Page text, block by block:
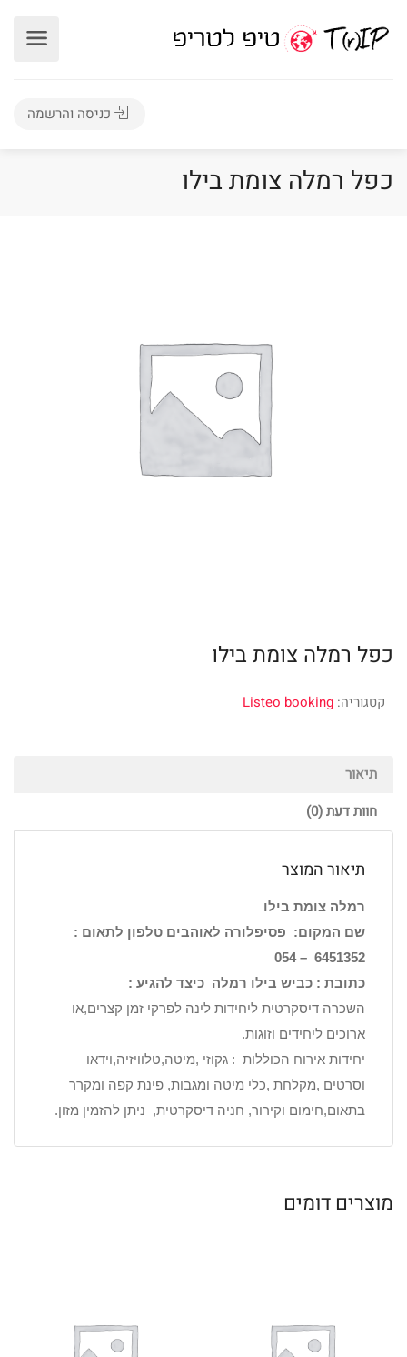
כניסה והרשמה
כפל רמלה צומת בילו
כפל רמלה צומת בילו
קטגוריה: Listeo booking
תיאור
חוות דעת (0)
תיאור המוצר
רמלה צומת בילו
שם המקום: פסיפלורה לאוהבים טלפון לתאום :
6451352 – 054
כתובת : כביש בילו רמלה כיצד להגיע :
השכרה דיסקרטית ליחידות לינה לפרקי זמן קצרים,או
ארוכים ליחידים וזוגות.
יחידות אירוח הכוללות : גקוזי ,מיטה,טלוויזיה,וידאו
וסרטים ,מקלחת ,כלי מיטה ומגבות, פינת קפה ומקרר
בתאום,חימום וקירור, חניה דיסקרטית, ניתן להזמין מזון.
מוצרים דומים